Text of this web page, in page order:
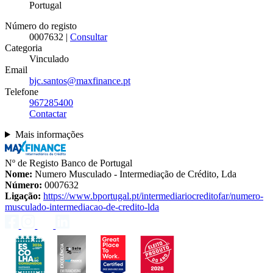
Portugal
Número do registo
0007632 | Consultar
Categoria
Vinculado
Email
bjc.santos@maxfinance.pt
Telefone
967285400
Contactar
Mais informações
Nº de Registo Banco de Portugal
Nome: Numero Musculado - Intermediação de Crédito, Lda
Número: 0007632
Ligação: https://www.bportugal.pt/intermediariocreditofar/numero-
musculado-intermediacao-de-credito-lda